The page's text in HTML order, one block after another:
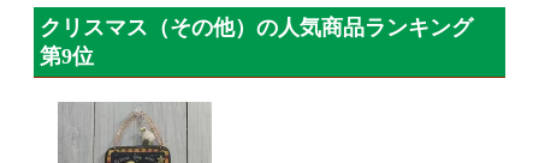
クリスマス（その他）の人気商品ランキング
第9位